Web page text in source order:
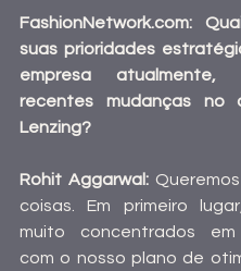
FashionNetwork.com:
suas prioridades
empresa
recentes mudanças no
Lenzing?
Rohit Aggarwal:
coisas. Em primeiro
muito concentrados em
com o nosso plano de